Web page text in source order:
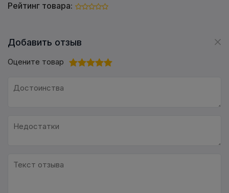
Рейтинг товара:
Добавить отзыв
Оцените товар